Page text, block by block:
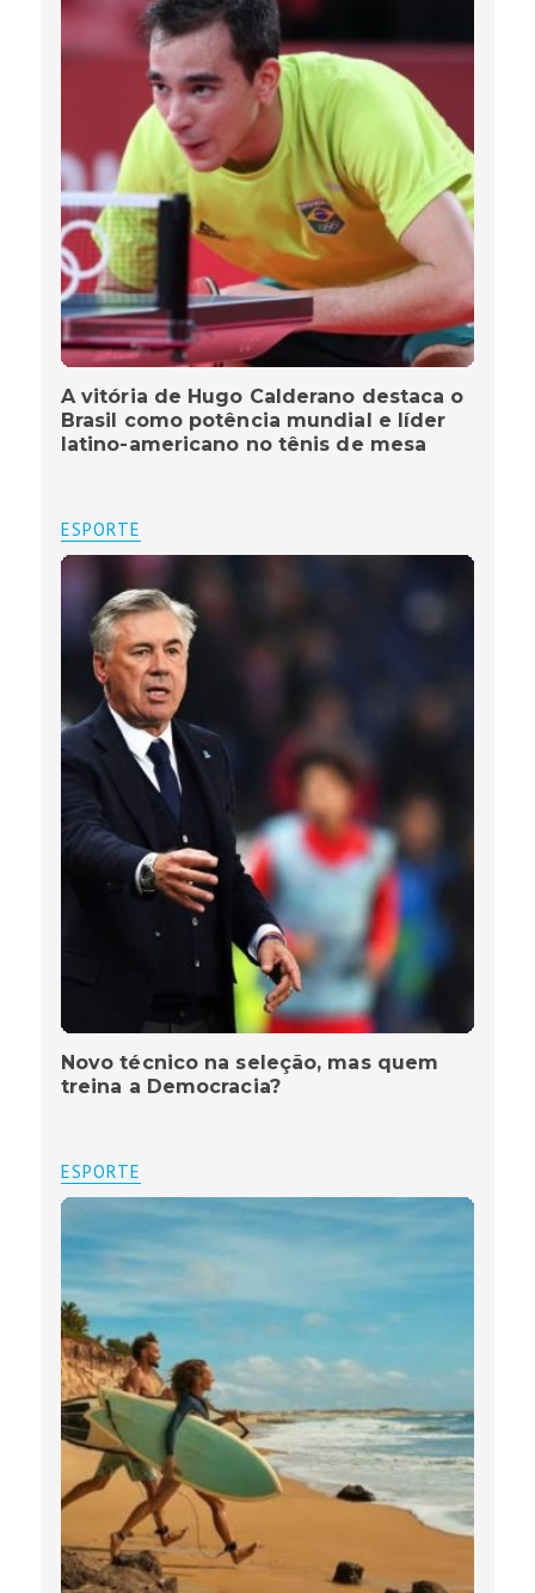
A vitória de Hugo Calderano destaca o
Brasil como potência mundial e líder
latino-americano no tênis de mesa
ESPORTE
Novo técnico na seleção, mas quem
treina a Democracia?
ESPORTE